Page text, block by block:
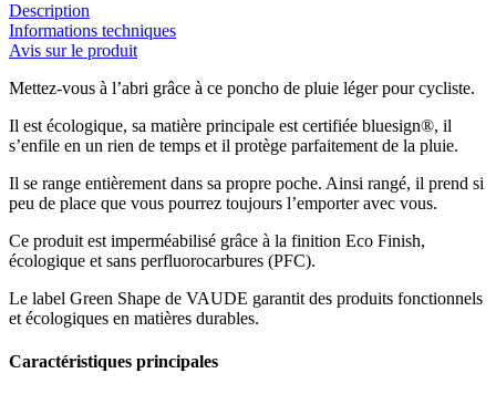
Description
Informations techniques
Avis sur le produit
Mettez-vous à l’abri grâce à ce poncho de pluie léger pour cycliste.
Il est écologique, sa matière principale est certifiée bluesign®, il
s’enfile en un rien de temps et il protège parfaitement de la pluie.
Il se range entièrement dans sa propre poche. Ainsi rangé, il prend si
peu de place que vous pourrez toujours l’emporter avec vous.
Ce produit est imperméabilisé grâce à la finition Eco Finish,
écologique et sans perfluorocarbures (PFC).
Le label Green Shape de VAUDE garantit des produits fonctionnels
et écologiques en matières durables.
Caractéristiques principales